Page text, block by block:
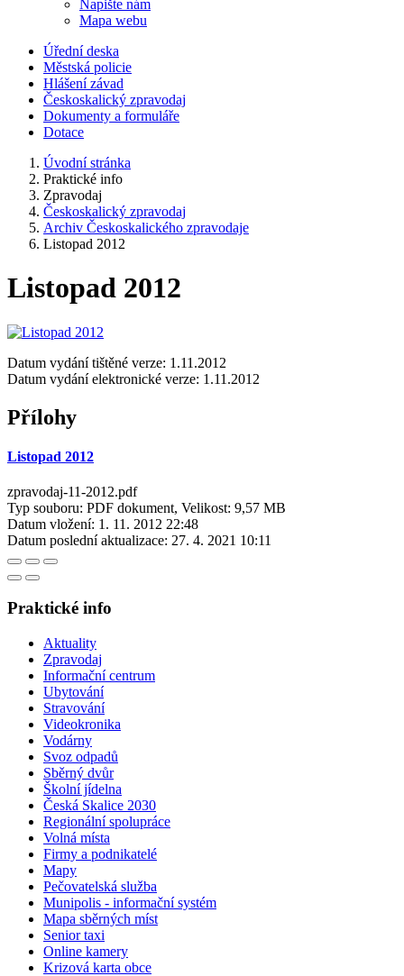
Napište nám
Mapa webu
Úřední deska
Městská policie
Hlášení závad
Českoskalický zpravodaj
Dokumenty a formuláře
Dotace
Úvodní stránka
Praktické info
Zpravodaj
Českoskalický zpravodaj
Archiv Českoskalického zpravodaje
Listopad 2012
Listopad 2012
Datum vydání tištěné verze: 1.11.2012
Datum vydání elektronické verze: 1.11.2012
Přílohy
Listopad 2012
zpravodaj-11-2012.pdf
Typ souboru: PDF dokument, Velikost: 9,57 MB
Datum vložení: 1. 11. 2012 22:48
Datum poslední aktualizace: 27. 4. 2021 10:11
Praktické info
Aktuality
Zpravodaj
Informační centrum
Ubytování
Stravování
Videokronika
Vodárny
Svoz odpadů
Sběrný dvůr
Školní jídelna
Česká Skalice 2030
Regionální spolupráce
Volná místa
Firmy a podnikatelé
Mapy
Pečovatelská služba
Munipolis - informační systém
Mapa sběrných míst
Senior taxi
Online kamery
Krizová karta obce